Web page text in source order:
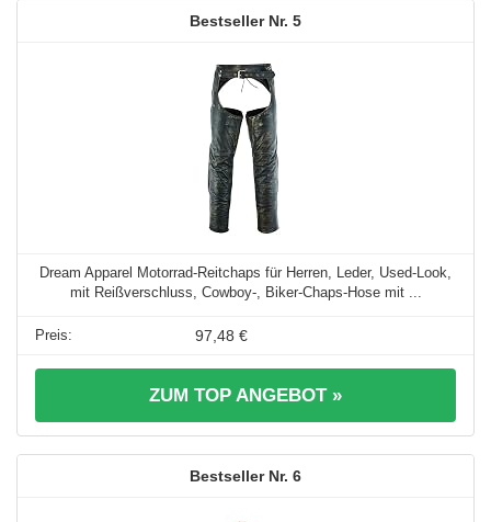
5
Dream Apparel Motorrad-Reitchaps für Herren, Leder, Used-Look,
mit Reißverschluss, Cowboy-, Biker-Chaps-Hose mit ...
97,48 €
ZUM TOP ANGEBOT »
6